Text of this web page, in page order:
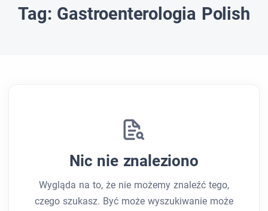
Tag: Gastroenterologia Polish
Nic nie znaleziono
Wygląda na to, że nie możemy znaleźć tego,
czego szukasz. Być może wyszukiwanie może